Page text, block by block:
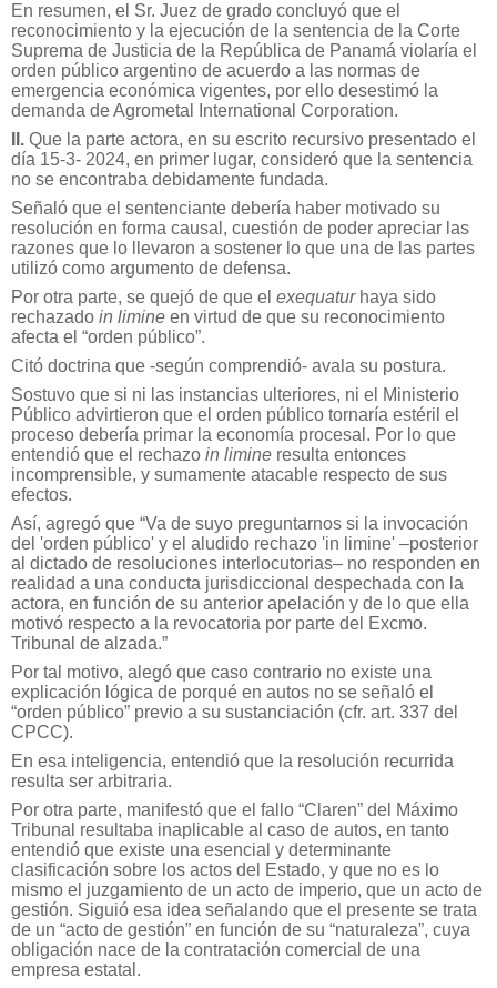
En resumen, el Sr. Juez de grado concluyó que el
reconocimiento y la ejecución de la sentencia de la Corte
Suprema de Justicia de la República de Panamá violaría el
orden público argentino de acuerdo a las normas de
emergencia económica vigentes, por ello desestimó la
demanda de Agrometal International Corporation.
II. Que la parte actora, en su escrito recursivo presentado el
día 15-3- 2024, en primer lugar, consideró que la sentencia
no se encontraba debidamente fundada.
Señaló que el sentenciante debería haber motivado su
resolución en forma causal, cuestión de poder apreciar las
razones que lo llevaron a sostener lo que una de las partes
utilizó como argumento de defensa.
Por otra parte, se quejó de que el exequatur haya sido
rechazado in limine en virtud de que su reconocimiento
afecta el “orden público”.
Citó doctrina que -según comprendió- avala su postura.
Sostuvo que si ni las instancias ulteriores, ni el Ministerio
Público advirtieron que el orden público tornaría estéril el
proceso debería primar la economía procesal. Por lo que
entendió que el rechazo in limine resulta entonces
incomprensible, y sumamente atacable respecto de sus
efectos.
Así, agregó que “Va de suyo preguntarnos si la invocación
del 'orden público' y el aludido rechazo 'in limine' –posterior
al dictado de resoluciones interlocutorias– no responden en
realidad a una conducta jurisdiccional despechada con la
actora, en función de su anterior apelación y de lo que ella
motivó respecto a la revocatoria por parte del Excmo.
Tribunal de alzada.”
Por tal motivo, alegó que caso contrario no existe una
explicación lógica de porqué en autos no se señaló el
“orden público” previo a su sustanciación (cfr. art. 337 del
CPCC).
En esa inteligencia, entendió que la resolución recurrida
resulta ser arbitraria.
Por otra parte, manifestó que el fallo “Claren” del Máximo
Tribunal resultaba inaplicable al caso de autos, en tanto
entendió que existe una esencial y determinante
clasificación sobre los actos del Estado, y que no es lo
mismo el juzgamiento de un acto de imperio, que un acto de
gestión. Siguió esa idea señalando que el presente se trata
de un “acto de gestión” en función de su “naturaleza”, cuya
obligación nace de la contratación comercial de una
empresa estatal.